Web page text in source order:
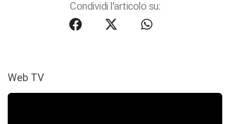
Condividi l'articolo su:
Web TV